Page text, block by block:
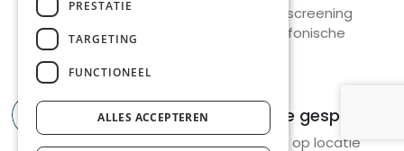
taken op in functie van zorgkwaliteit.
Wat wij vragen
Als verpleegkundige in weekenddienst draag je bij
aan continuïteit en kwaliteit van zorg door
Door onze recruiter vindt er een screening
plaats via Teams of via een telefonische
3 Eerste en eventueel tweede gesprek
Er vindt altijd een gesprek plaats op locatie
PRESTATIE
TARGETING
FUNCTIONEEL
ALLES ACCEPTEREN